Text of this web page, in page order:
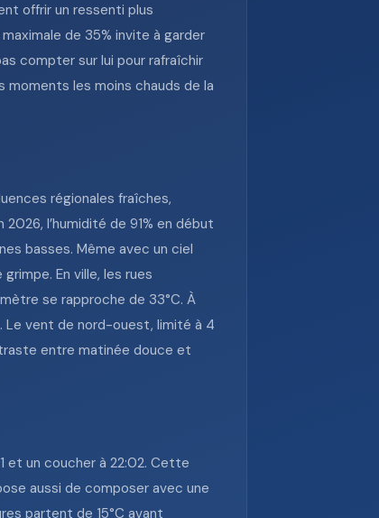
offrir un ressenti plus
de 35% invite à garder
compter sur lui pour rafraîchir
moments les moins chauds de la
régionales fraîches,
l’humidité de 91% en début
basses. Même avec un ciel
En ville, les rues
se rapproche de 33°C. À
Le vent de nord-ouest, limité à 4
entre matinée douce et
et un coucher à 22:02. Cette
aussi de composer avec une
partent de 15°C avant